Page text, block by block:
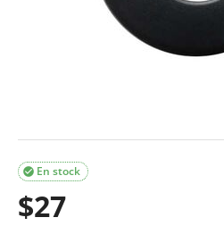
En stock

$27